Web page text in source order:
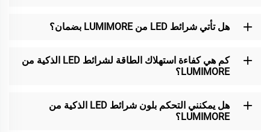
هل تأتي شرائط LED من LUMIMORE بضمان؟
كم هي كفاءة استهلاك الطاقة لشرائط LED الذكية من
LUMIMORE؟
هل يمكنني التحكم بلون شرائط LED الذكية من
LUMIMORE؟